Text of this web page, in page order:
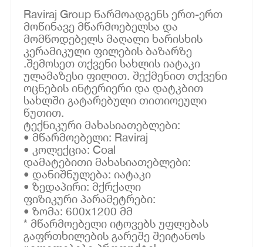
Raviraj Group წარმოადგენს ერთ-ერთ
მოწინავე მწარმოებელსა და
მომწოდებელს მაღალი ხარისხის
კერამიკული ფილების ბაზარზე
.შემოსეთ თქვენი სახლის იატაკი
ულამაზესი ფილით. შექმენით თქვენი
ოცნების ინტერიერი და დატკბით
სახლში გატარებული თითიოეული
წუთით.
ტექნიკური მახასიათებლები:
• მწარმოებელი: Raviraj
• კოლექცია: Coal
დამატებითი მახასიათებლები:
• დანიშნულება: იატაკი
• ზედაპირი: მქრქალი
ფიზიკური პარამეტრები:
• ზომა: 600x1200 მმ
* მწარმოებელი იტოვებს უფლებას
გაფრთხილების გარეშე შეიტანოს